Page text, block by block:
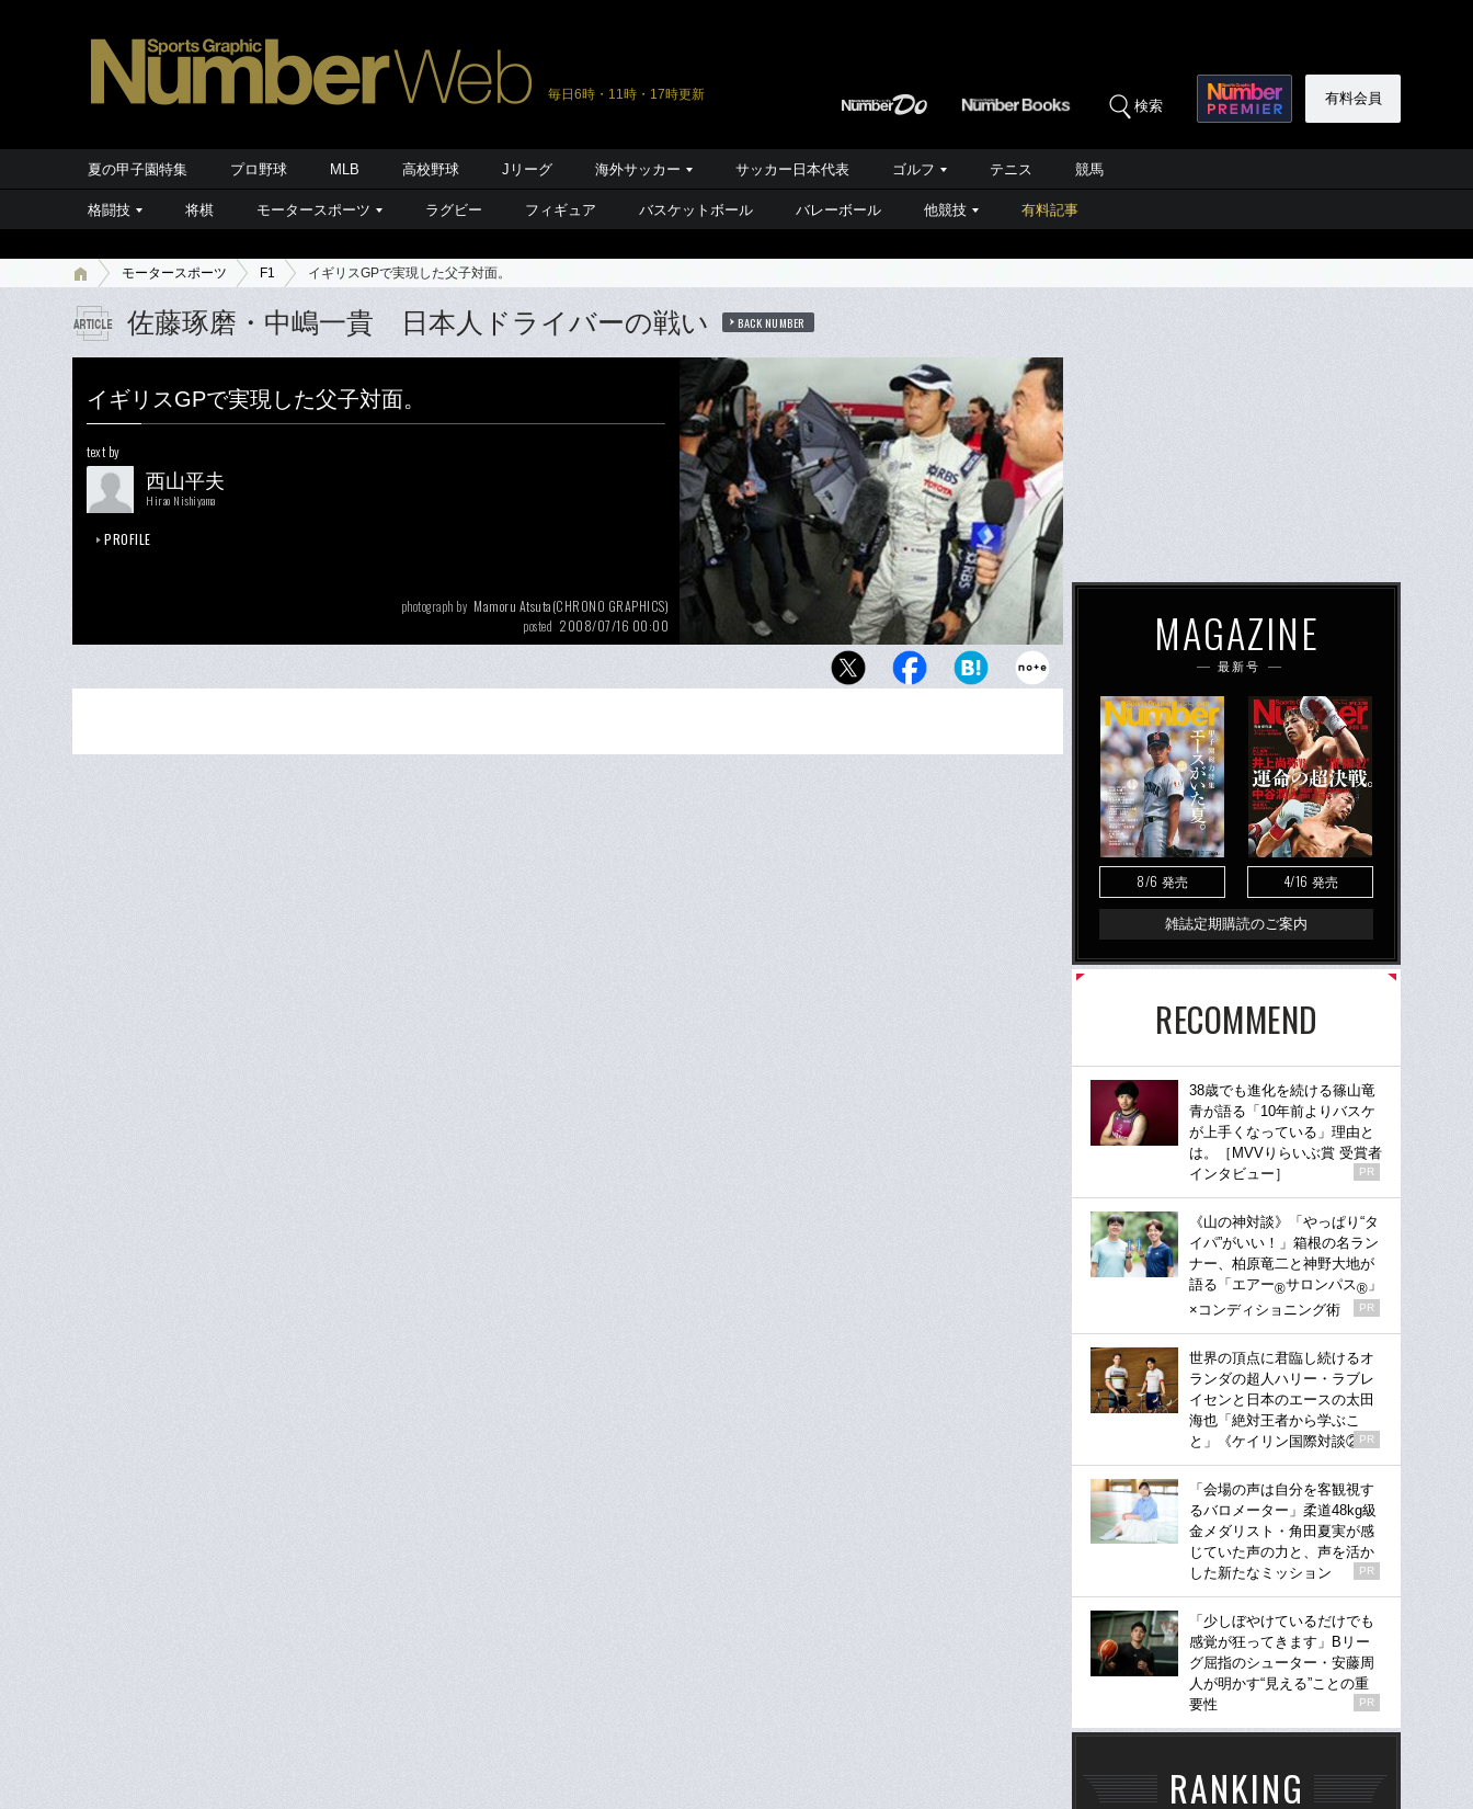
毎日6時・11時・17時更新
検索 有料会員
夏の甲子園特集 プロ野球 MLB 高校野球 Jリーグ 海外サッカー サッカー日本代表 ゴルフ テニス 競馬
格闘技 将棋 モータースポーツ ラグビー フィギュア バスケットボール バレーボール 他競技 有料記事
モータースポーツ F1 イギリスGPで実現した父子対面。
佐藤琢磨・中嶋一貴 日本人ドライバーの戦い BACK NUMBER
イギリスGPで実現した父子対面。
text by
西山平夫
Hirao Nishiyama
PROFILE
photograph by Mamoru Atsuta(CHRONO GRAPHICS)
posted 2008/07/16 00:00 MAGAZINE
最新号
8/6 発売 4/16 発売
雑誌定期購読のご案内
RECOMMEND
38歳でも進化を続ける篠山竜
青が語る「10年前よりバスケ
が上手くなっている」理由と
は。［MVVりらいぶ賞 受賞者
インタビュー］
PR
《山の神対談》「やっぱり“タ
イパ”がいい！」箱根の名ラン
ナー、柏原竜二と神野大地が
語る「エアー®サロンパス® 」
×コンディショニング術
PR
世界の頂点に君臨し続けるオ
ランダの超人ハリー・ラブレ
イセンと日本のエースの太田
海也「絶対王者から学ぶこ
と」《ケイリン国際対談②》
PR
「会場の声は自分を客観視す
るバロメーター」柔道48kg級
金メダリスト・角田夏実が感
じていた声の力と、声を活か
した新たなミッション
PR
「少しぼやけているだけでも
感覚が狂ってきます」Bリー
グ屈指のシューター・安藤周
人が明かす“見える”ことの重
要性
PR
RANKING